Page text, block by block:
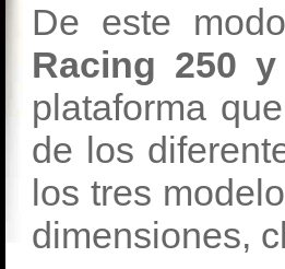
De este
Racing 250
plataforma
de los
los tres
dimensiones,